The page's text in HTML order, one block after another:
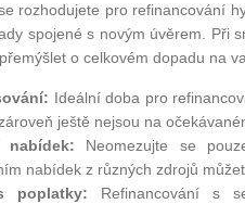
rozhodujete pro refinancování
spojené s novým úvěrem. Při
o celkovém dopadu na
Ideální doba pro
ještě nejsou na
nabídek: Neomezujte se
nabídek z různých zdrojů
poplatky: Refinancování s